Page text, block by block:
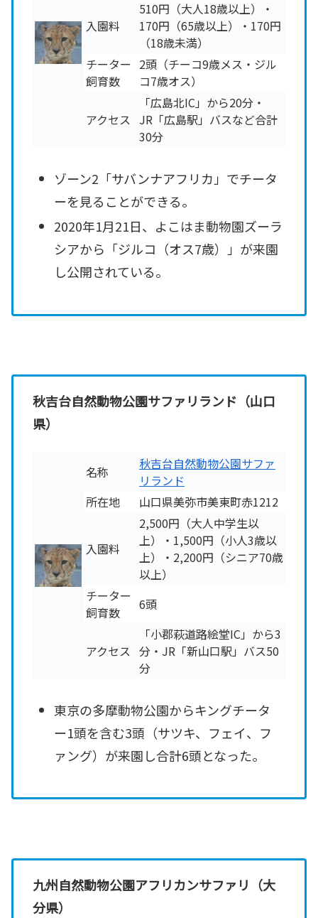
入園料
510円（大人18歳以上）・
170円（65歳以上）・170円
（18歳未満）
チーター
飼育数
2頭（チーコ9歳メス・ジル
コ7歳オス）
アクセス
「広島北IC」から20分・
JR「広島駅」バスなど合計
30分
ゾーン2「サバンナアフリカ」でチータ
ーを見ることができる。
2020年1月21日、よこはま動物園ズーラ
シアから「ジルコ（オス7歳）」が来園
し公開されている。
秋吉台自然動物公園サファリランド（山口
県）
名称
秋吉台自然動物公園サファ
リランド
所在地
山口県美弥市美東町赤1212
入園料
2,500円（大人中学生以
上）・1,500円（小人3歳以
上）・2,200円（シニア70歳
以上）
チーター
飼育数
6頭
アクセス
「小郡萩道路絵堂IC」から3
分・JR「新山口駅」バス50
分
東京の多摩動物公園からキングチータ
ー1頭を含む3頭（サツキ、フェイ、フ
ァング）が来園し合計6頭となった。
九州自然動物公園アフリカンサファリ（大
分県）